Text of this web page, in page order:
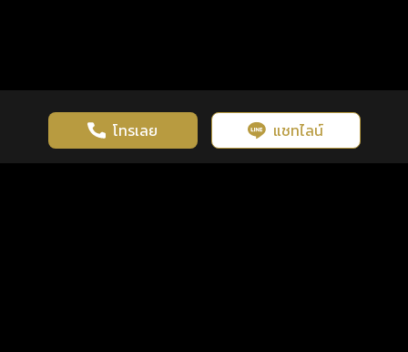
โทรเลย แชทไลน์
เว็บไซต์นี้มีการใช้งานคุกกี้ เพื่อเพิ่มประสิทธิภาพและประสบการณ์ที่ดี
ในการใช้งานเว็บไซต์ นโยบายความเป็นส่วนตัว
รู้ก่อน พร้อมกว่า ทุกจังหวะชีวิต คลิกดูดวงฟรี